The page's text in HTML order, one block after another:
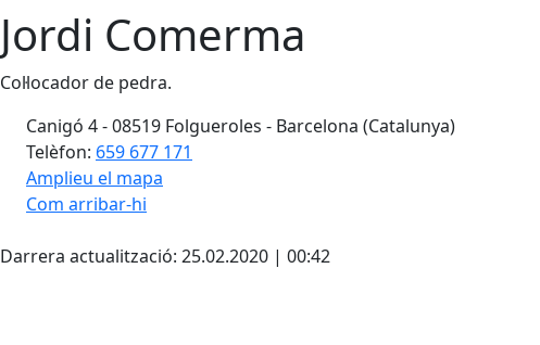
Jordi Comerma
Col·locador de pedra.
Canigó 4 - 08519 Folgueroles - Barcelona (Catalunya)
Telèfon: 659 677 171
Amplieu el mapa
Com arribar-hi
+
Darrera actualització: 25.02.2020 | 00:42